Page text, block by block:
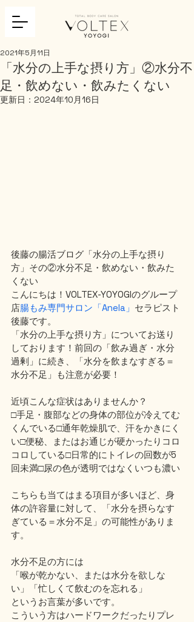
「水分の上手な摂り方」②水分不
足・飲めない・飲みたくない
2021年5月11日
更新日： 2024年10月16日
後藤の腸活ブログ「水分の上手な摂り
方」その②水分不足・飲めない・飲みた
くない
こんにちは！VOLTEX-YOYOGIのグループ
店腸もみ専門サロン「Anela」 セラピスト
後藤です。
「水分の上手な摂り方」についてお送り
しております！前回の「飲み過ぎ・水分
過剰」に続き、「水分を飲まなすぎる＝
水分不足」も注意が必要！
近頃こんな症状はありませんか？
□手足・腹部などの身体の部位が冷えてむ
くんでいる□通年乾燥肌で、汗をかきにく
い□便秘、またはお通じが硬かったりコロ
コロしている□日常的にトイレの回数が5
回未満□尿の色が透明ではなくいつも濃い
こちらも当てはまる項目が多いほど、身
体の許容量に対して、「水分を摂らなす
ぎている＝水分不足」の可能性がありま
す。
水分不足の方には
「喉が乾かない、または水分を欲しな
い」「忙しくて飲むのを忘れる」
というお言葉が多いです。
こういう方はハードワークだったりプレ